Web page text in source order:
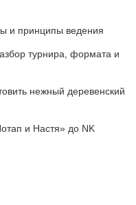
и принципы ведения
турнира, формата и
нежный деревенский
и Настя» до NK